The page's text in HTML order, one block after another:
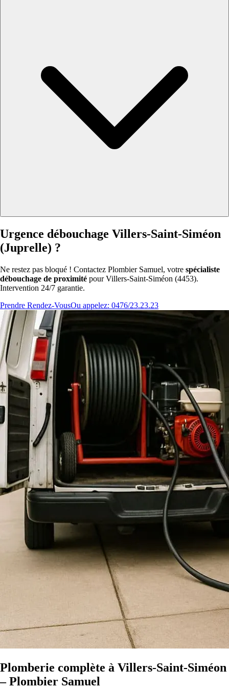
Urgence débouchage Villers-Saint-Siméon
(Juprelle) ?
Ne restez pas bloqué ! Contactez Plombier Samuel, votre spécialiste
débouchage de proximité pour Villers-Saint-Siméon (4453).
Intervention 24/7 garantie.
Prendre Rendez-VousOu appelez: 0476/23.23.23
Plomberie complète à Villers-Saint-Siméon
– Plombier Samuel